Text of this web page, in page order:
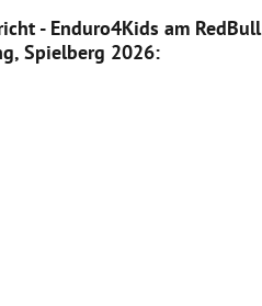
- Enduro4Kids am RedBull
Spielberg 2026: